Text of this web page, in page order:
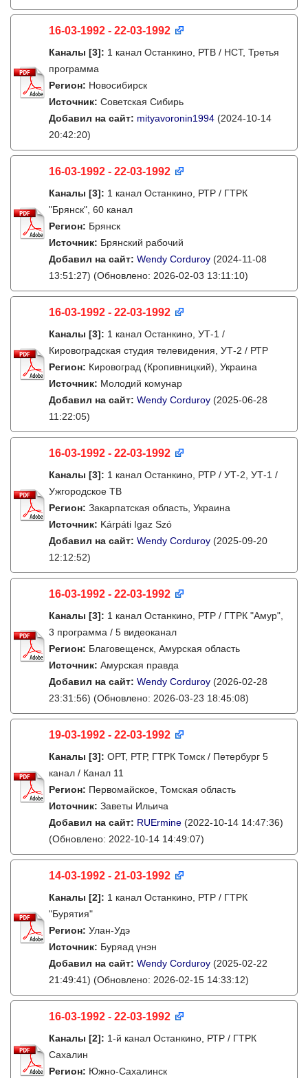
16-03-1992 - 22-03-1992
Каналы [3]: 1 канал Останкино, РТВ / НСТ, Третья
программа
Регион: Новосибирск
Источник: Советская Сибирь
Добавил на сайт: mityavoronin1994 (2024-10-14
20:42:20)
16-03-1992 - 22-03-1992
Каналы [3]: 1 канал Останкино, РТР / ГТРК
"Брянск", 60 канал
Регион: Брянск
Источник: Брянский рабочий
Добавил на сайт: Wendy Corduroy (2024-11-08
13:51:27) (Обновлено: 2026-02-03 13:11:10)
16-03-1992 - 22-03-1992
Каналы [3]: 1 канал Останкино, УТ-1 /
Кировоградская студия телевидения, УТ-2 / РТР
Регион: Кировоград (Кропивницкий), Украина
Источник: Молодий комунар
Добавил на сайт: Wendy Corduroy (2025-06-28
11:22:05)
16-03-1992 - 22-03-1992
Каналы [3]: 1 канал Останкино, РТР / УТ-2, УТ-1 /
Ужгородское ТВ
Регион: Закарпатская область, Украина
Источник: Kárpáti Igaz Szó
Добавил на сайт: Wendy Corduroy (2025-09-20
12:12:52)
16-03-1992 - 22-03-1992
Каналы [3]: 1 канал Останкино, РТР / ГТРК "Амур",
3 программа / 5 видеоканал
Регион: Благовещенск, Амурская область
Источник: Амурская правда
Добавил на сайт: Wendy Corduroy (2026-02-28
23:31:56) (Обновлено: 2026-03-23 18:45:08)
19-03-1992 - 22-03-1992
Каналы [3]: ОРТ, РТР, ГТРК Томск / Петербург 5
канал / Канал 11
Регион: Первомайское, Томская область
Источник: Заветы Ильича
Добавил на сайт: RUErmine (2022-10-14 14:47:36)
(Обновлено: 2022-10-14 14:49:07)
14-03-1992 - 21-03-1992
Каналы [2]: 1 канал Останкино, РТР / ГТРК
"Бурятия"
Регион: Улан-Удэ
Источник: Буряад үнэн
Добавил на сайт: Wendy Corduroy (2025-02-22
21:49:41) (Обновлено: 2026-02-15 14:33:12)
16-03-1992 - 22-03-1992
Каналы [2]: 1-й канал Останкино, РТР / ГТРК
Сахалин
Регион: Южно-Сахалинск